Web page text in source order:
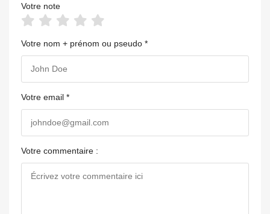
Votre note
Votre nom + prénom ou pseudo *
Votre email *
Votre commentaire :